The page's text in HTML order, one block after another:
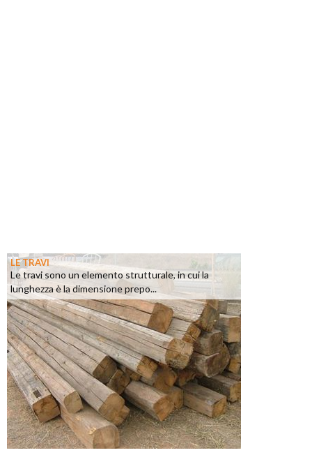
LE TRAVI
Le travi sono un elemento strutturale, in cui la
lunghezza è la dimensione prepo...